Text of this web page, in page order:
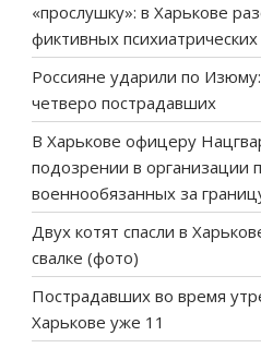
«прослушку»: в Харькове
фиктивных
Россияне ударили по
четверо пострадавших
В Харькове офицеру
подозрении в организации
военнообязанных за
Двух котят спасли в
свалке (фото)
Пострадавших во время
Харькове уже 11